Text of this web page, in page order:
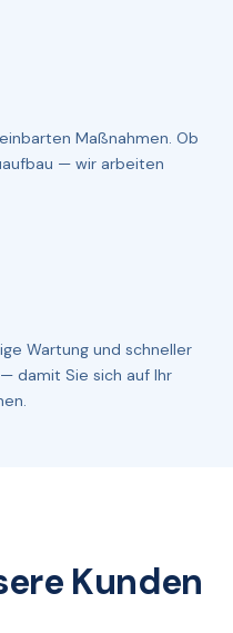
Maßnahmen. Ob
— wir arbeiten
Wartung und schneller
damit Sie sich auf Ihr
Kunden